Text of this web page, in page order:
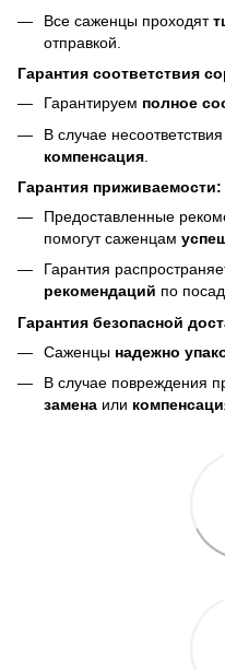
Все саженцы проходят
отправкой.
Гарантия соответствия
Гарантируем полное
В случае
компенсация
Гарантия приживаемости:
Предоставленные
помогут саженцам
Гарантия
рекомендаций по
Гарантия безопасной
Саженцы надежно
В случае повреждения
замена или